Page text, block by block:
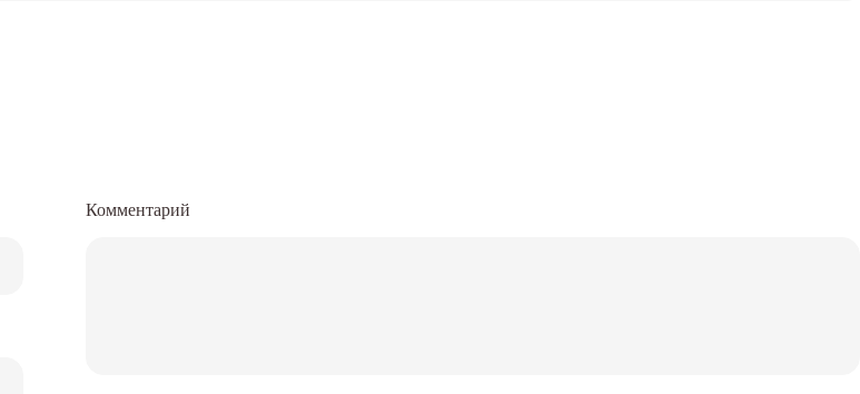
Комментарий